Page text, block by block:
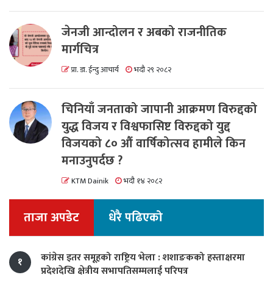
जेनजी आन्दोलन र अबको राजनीतिक
मार्गचित्र
प्रा. डा. ईन्दु आचार्य भदौ २९ २०८२
चिनियाँ जनताको जापानी आक्रमण विरुद्दको
युद्ध विजय र विश्वफासिष्ट विरुद्दको युद्द
विजयको ८० औं वार्षिकोत्सव हामीले किन
मनाउनुपर्दछ ?
KTM Dainik भदौ १४ २०८२
ताजा अपडेट धेरै पढिएको
१
कांग्रेस इतर समूहको राष्ट्रिय भेला : शशाङकको हस्ताक्षरमा
प्रदेशदेखि क्षेत्रीय सभापतिसम्मलाई परिपत्र